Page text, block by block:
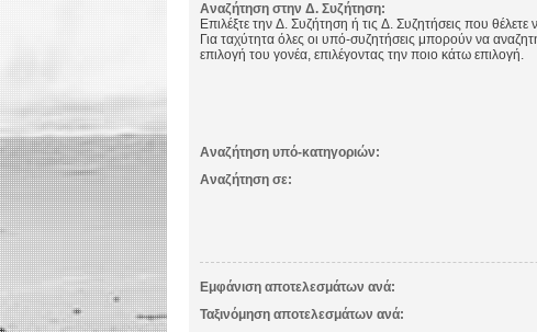
Αναζήτηση στην Δ. Συζήτηση:
Επιλέξτε την Δ. Συζήτηση ή τις Δ. Συζητήσεις που θέλετε
Για ταχύτητα όλες οι υπό-συζητήσεις μπορούν να
επιλογή του γονέα, επιλέγοντας την ποιο κάτω επιλογή.
Αναζήτηση υπό-κατηγοριών:
Αναζήτηση σε:
Εμφάνιση αποτελεσμάτων ανά:
Ταξινόμηση αποτελεσμάτων ανά: